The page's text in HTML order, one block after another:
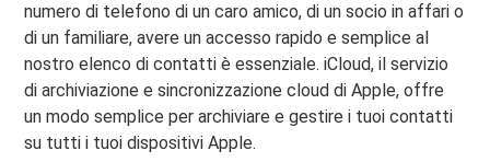
numero di telefono di un caro amico, di un socio in affari o
di un familiare, avere un accesso rapido e semplice al
nostro elenco di contatti è essenziale. iCloud, il servizio
di archiviazione e sincronizzazione cloud di Apple, offre
un modo semplice per archiviare e gestire i tuoi contatti
su tutti i tuoi dispositivi Apple.